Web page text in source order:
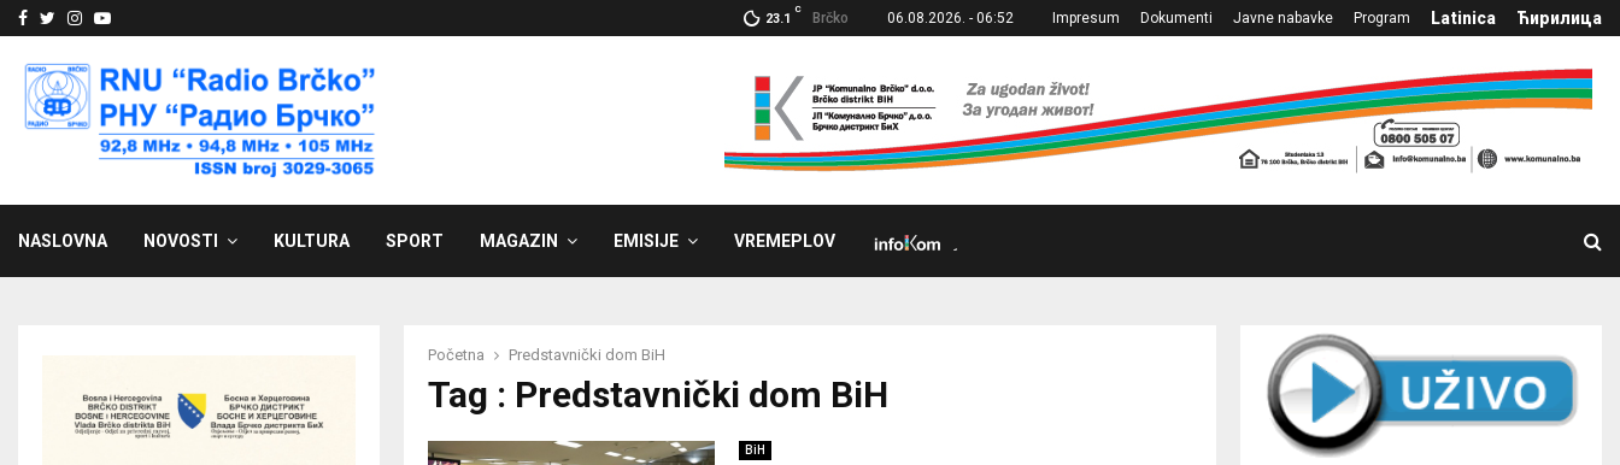
Facebook
Twitter
Instagram
Youtube 23.1
C
Brčko 06.08.2026. - 06:52 Impresum Dokumenti Javne nabavke Program Latinica Ћирилица
NASLOVNA NOVOSTI KULTURA SPORT MAGAZIN EMISIJE VREMEPLOV
Početna Predstavnički dom BiH
Tag : Predstavnički dom BiH
BiH